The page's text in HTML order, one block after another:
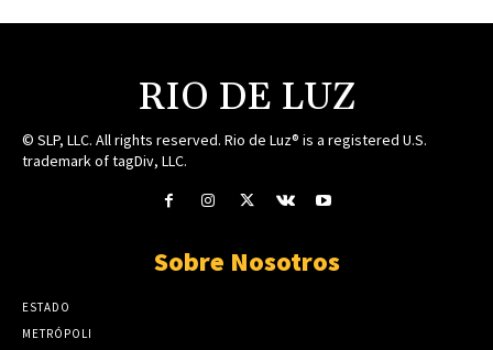
RIO DE LUZ
© SLP, LLC. All rights reserved. Rio de Luz® is a registered U.S.
trademark of tagDiv, LLC.
Sobre Nosotros
ESTADO
METRÓPOLI